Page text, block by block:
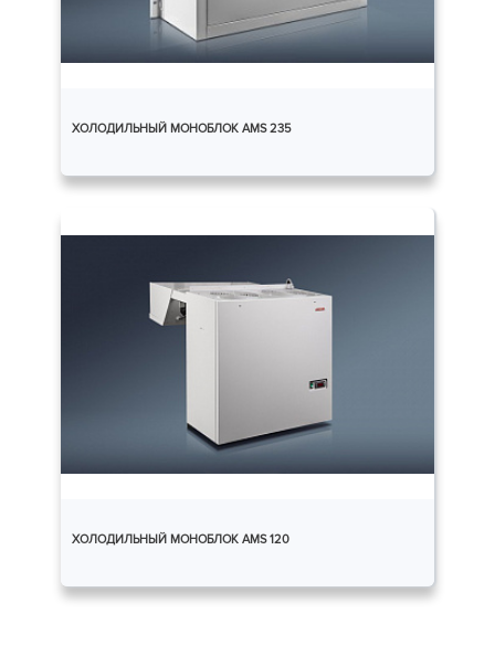
ХОЛОДИЛЬНЫЙ МОНОБЛОК AMS 235
ХОЛОДИЛЬНЫЙ МОНОБЛОК AMS 120